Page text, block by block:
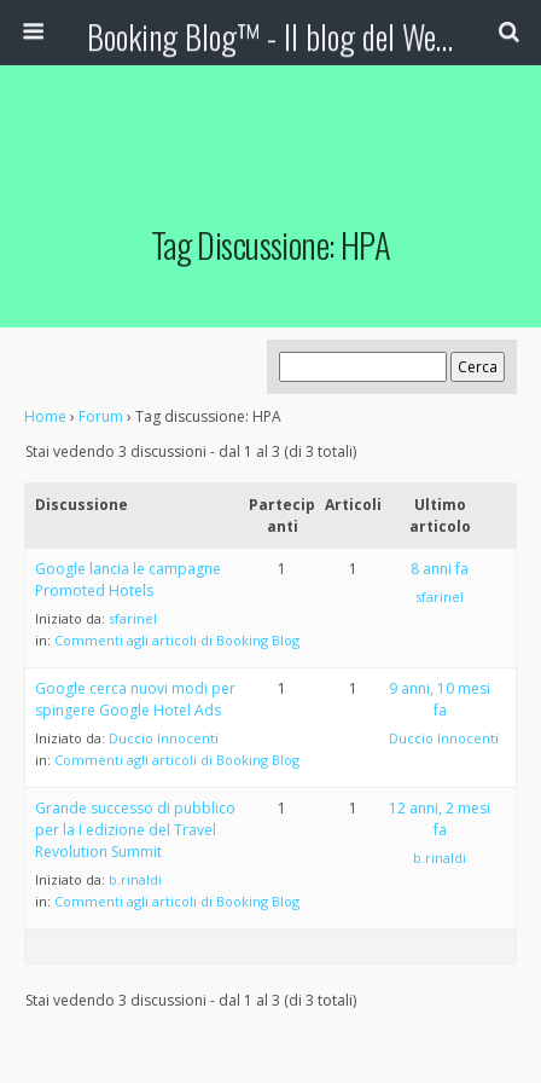
Booking Blog™ - Il blog del Web Marketing Turistico
Tag Discussione: HPA
Home › Forum › Tag discussione: HPA
Stai vedendo 3 discussioni - dal 1 al 3 (di 3 totali)
Discussione
Partecip
anti
Articoli
Ultimo
articolo
Google lancia le campagne
Promoted Hotels
Iniziato da: sfarinel
in: Commenti agli articoli di Booking Blog
1 1 8 anni fa
sfarinel
Google cerca nuovi modi per
spingere Google Hotel Ads
Iniziato da: Duccio Innocenti
in: Commenti agli articoli di Booking Blog
1 1
9 anni, 10 mesi
fa
Duccio Innocenti
Grande successo di pubblico
per la I edizione del Travel
Revolution Summit
Iniziato da: b.rinaldi
in: Commenti agli articoli di Booking Blog
1 1
12 anni, 2 mesi
fa
b.rinaldi
Stai vedendo 3 discussioni - dal 1 al 3 (di 3 totali)